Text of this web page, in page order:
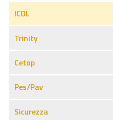
ICDL
Trinity
Cetop
Pes/Pav
Sicurezza